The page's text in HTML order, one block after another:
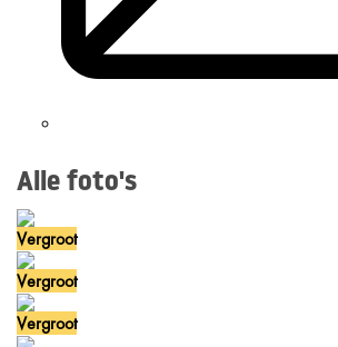
Alle foto's
Vergroot
Vergroot
Vergroot